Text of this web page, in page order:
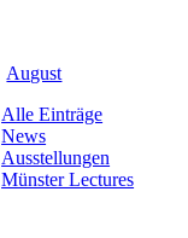
August
Alle Einträge
News
Ausstellungen
Münster Lectures